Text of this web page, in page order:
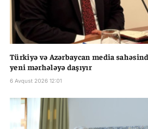
Türkiyə və Azərbaycan media
yeni mərhələyə daşıyır
6 Avqust 2026 12:01